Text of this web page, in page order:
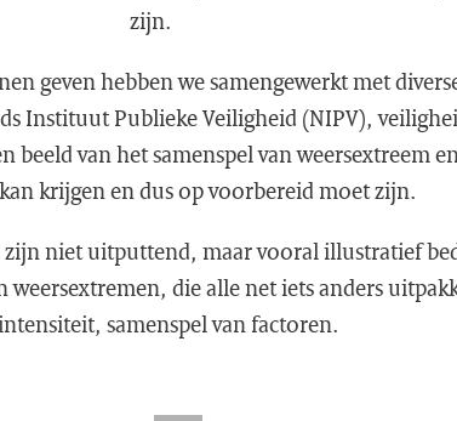
zijn.
geven hebben we samengewerkt met
Instituut Publieke Veiligheid (NIPV),
beeld van het samenspel van weersextreem
krijgen en dus op voorbereid moet zijn.
zijn niet uitputtend, maar vooral illustratief
weersextremen, die alle net iets anders
samenspel van factoren.